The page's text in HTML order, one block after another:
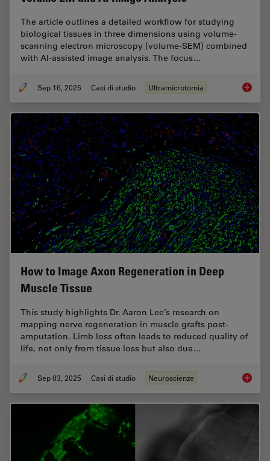
The article outlines a detailed workflow for studying
biological tissues in three dimensions using volume-
scanning electron microscopy (volume-SEM) combined
with AI-assisted image analysis. The focus…
Sep 16, 2025 Casi di studio Ultramicrotomia Volume
How to Image Axon Regeneration in Deep
Muscle Tissue
This study highlights Dr. Aaron Lee’s research on
mapping nerve regeneration in muscle grafts post-
amputation. Limb loss often leads to reduced quality of
life, not only from tissue loss but also due…
Sep 03, 2025 Casi di studio Neuroscienze How to